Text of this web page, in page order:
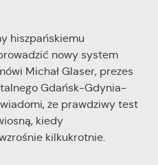
hiszpańskiemu
nowy system
Michał Glaser, prezes
Gdańsk-Gdynia-
że prawdziwy test
kiedy
kilkukrotnie.